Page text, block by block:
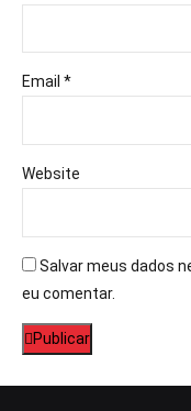
Email *
Website
Salvar meus dados
eu comentar.
Publicar